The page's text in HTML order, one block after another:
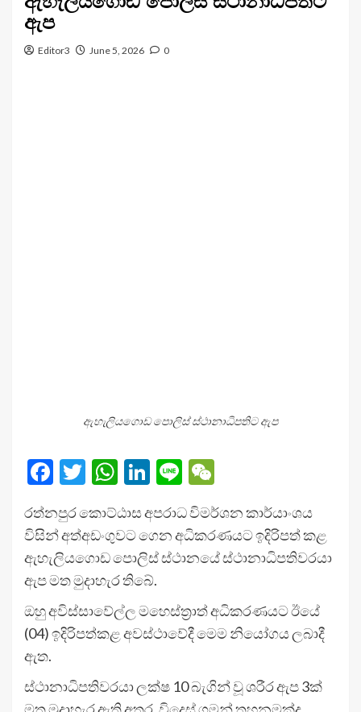
ඇප
Editor3 June 5, 2026 0
ඇහැලියගොඩ ‍පොලිස් ස්ථානාධිපතිට ඇප
Facebook
Twitter
WhatsApp
LinkedIn
Line
රත්නපුර කොට්ඨාස අපරාධ විමර්ශන කාර්යාංශය
විසින් අත්අඩංගුවට ගෙන අධිකරණයට ඉදිරිපත් කළ
ඇහැලියගොඩ ‍පොලිස් ස්ථානයේ ස්ථානාධිපතිවරයා
ඇප මත මුදාහැර තිබේ.
ඔහු අවිස්සාවේල්ල මහෙස්ත්‍රාත් අධිකරණයට ඊයේ
(04) ඉදිරිපත්කළ අවස්ථාවේදී මෙම නියෝගය ලබාදී
ඇත.
ස්ථානාධිපතිවරයා ලක්ෂ 10 බැගින් වූ ශරීර ඇප 3ක්